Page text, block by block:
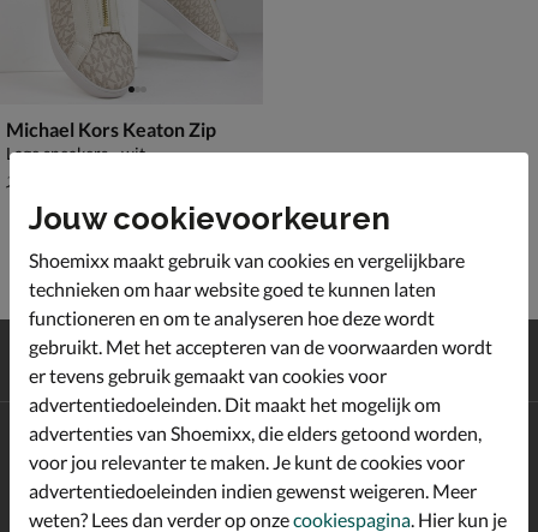
Michael Kors Keaton Zip
Lage sneakers - wit
van € 129,99 voor € 90,99
129
Gratisverzending en retour*
Achterafbetalen
Altijd op de hoogte zijn?
Schrijf je in voor de Shoemixx nieuwsbrief en ontvang €10,-
welkomstkorting!
Jouw cookievoorkeuren
Shoemixx maakt gebruik van cookies en vergelijkbare
technieken om haar website goed te kunnen laten
functioneren en om te analyseren hoe deze wordt
gebruikt. Met het accepteren van de voorwaarden wordt
er tevens gebruik gemaakt van cookies voor
advertentiedoeleinden. Dit maakt het mogelijk om
advertenties van Shoemixx, die elders getoond worden,
voor jou relevanter te maken. Je kunt de cookies voor
advertentiedoeleinden indien gewenst weigeren. Meer
weten? Lees dan verder op onzecookiespagina. Hier kun je